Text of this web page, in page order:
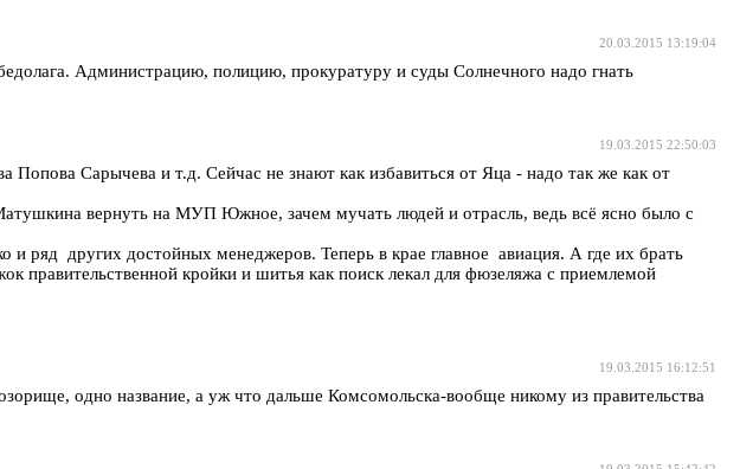
20.03.2015 13:19:04
Администрацию, полицию, прокуратуру и суды Солнечного надо гнать
19.03.2015 22:50:03
Сарычева и т.д. Сейчас не знают как избавиться от Яца - надо так же как от
вернуть на МУП Южное, зачем мучать людей и отрасль, ведь всё ясно было с
ряд других достойных менеджеров. Теперь в крае главное авиация. А где их брать
правительственной кройки и шитья как поиск лекал для фюзеляжа с приемлемой
19.03.2015 16:12:51
одно название, а уж что дальше Комсомольска-вообще никому из правительства